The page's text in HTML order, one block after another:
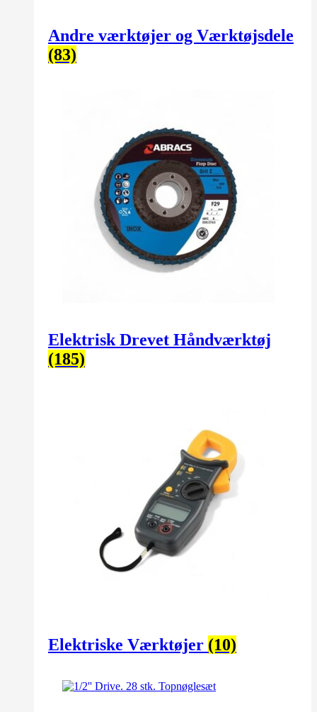
Andre værktøjer og Værktøjsdele
(83)
Elektrisk Drevet Håndværktøj
(185)
Elektriske Værktøjer (10)